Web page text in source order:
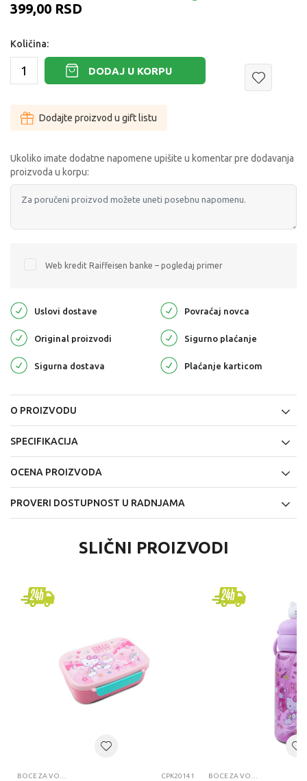
399,00 RSD
Količina:
DODAJ U KORPU
Dodajte proizvod u gift listu
Ukoliko imate dodatne napomene upišite u komentar pre dodavanja
proizvoda u korpu:
Web kredit Raiffeisen banke – pogledaj primer
Uslovi dostave Povraćaj novca
Original proizvodi Sigurno plaćanje
Sigurna dostava Plaćanje karticom
O PROIZVODU
SPECIFIKACIJA
OCENA PROIZVODA
PROVERI DOSTUPNOST U RADNJAMA
SLIČNI PROIZVODI
BOCE ZA VODU I KUTIJE ZA UŽINU CPK20141 BOCE ZA VODU I KUTIJE ZA UŽINU